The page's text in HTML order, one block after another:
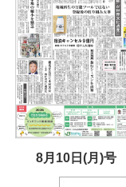
8月10日(月)号